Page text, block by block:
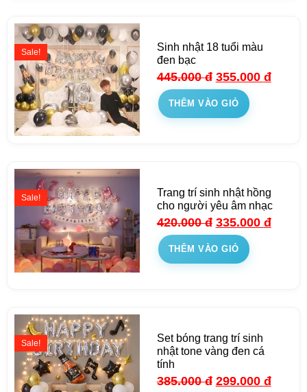
Sale!
Sinh nhật 18 tuổi màu
đen bạc
445.000đ 355.000 đ
THÊM VÀO GIỎ
Sale!
Trang trí sinh nhật hồng
cho người yêu âm nhạc
420.000đ 335.000 đ
THÊM VÀO GIỎ
Sale!
Set bóng trang trí sinh
nhật tone vàng đen cá
tính
385.000đ 299.000 đ